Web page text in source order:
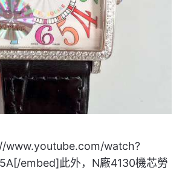
www.youtube.com/watch?
embed]此外，N廠4130機芯勞